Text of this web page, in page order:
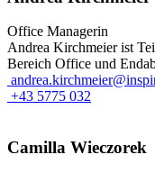
Office Managerin
Andrea Kirchmeier ist
Bereich Office und
+43 5775 032
Camilla Wieczorek